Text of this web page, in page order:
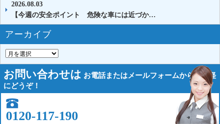
2026.08.03
【今週の安全ポイント 危険な車には近づか…
アーカイブ
お問い合わせは お電話またはメールフォームからお気軽
にどうぞ！
0120-117-190